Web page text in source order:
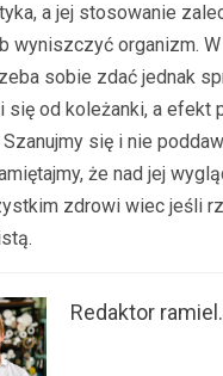
a jej stosowanie
wyniszczyć organizm.
sobie zdać jednak
się od koleżanki, a efekt
się i nie
że nad jej
zdrowi wiec jeśli
Redaktor